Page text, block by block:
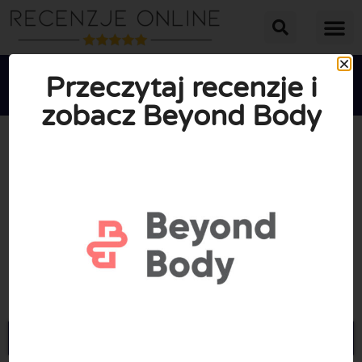

ŚREDNIA OCENA: 10/10
Przeczytaj recenzje i
zobacz Beyond Body